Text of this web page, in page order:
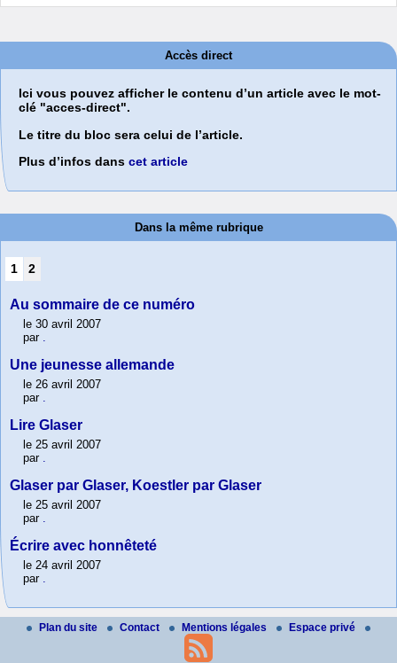
Accès direct
Ici vous pouvez afficher le contenu d’un article avec le mot-
clé "acces-direct".
Le titre du bloc sera celui de l’article.
Plus d’infos dans cet article
Dans la même rubrique
1 2
Au sommaire de ce numéro
le 30 avril 2007
par
Une jeunesse allemande
le 26 avril 2007
par
Lire Glaser
le 25 avril 2007
par
Glaser par Glaser, Koestler par Glaser
le 25 avril 2007
par
Écrire avec honnêteté
le 24 avril 2007
par
Plan du site Contact Mentions légales Espace privé